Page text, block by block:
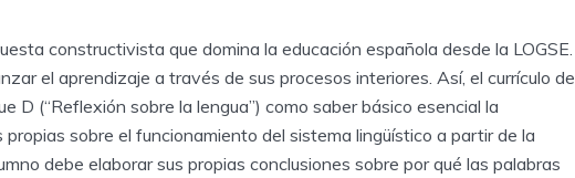
constructivista que domina la educación española desde la LOGSE.
el aprendizaje a través de sus procesos interiores. Así, el currículo de
D (“Reflexión sobre la lengua”) como saber básico esencial la
propias sobre el funcionamiento del sistema lingüístico a partir de la
debe elaborar sus propias conclusiones sobre por qué las palabras